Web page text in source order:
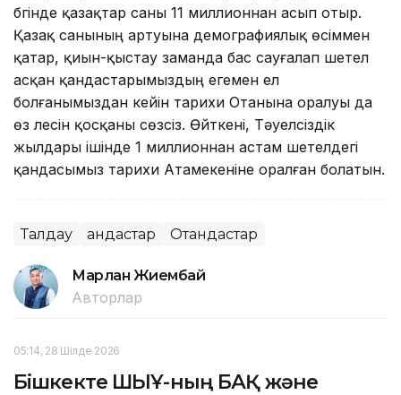
бүгінде қазақтар саны 11 миллионнан асып отыр.
Қазақ санының артуына демографиялық өсіммен
қатар, қиын-қыстау заманда бас сауғалап шетел
асқан қандастарымыздың егемен ел
болғанымыздан кейін тарихи Отанына оралуы да
өз үлесін қосқаны сөзсіз. Өйткені, Тәуелсіздік
жылдары ішінде 1 миллионнан астам шетелдегі
қандасымыз тарихи Атамекеніне оралған болатын.
Талдау Қандастар Отандастар
Марлан Жиембай
Авторлар
05:14, 28 Шілде 2026
Бішкекте ШЫҰ-ның БАҚ және